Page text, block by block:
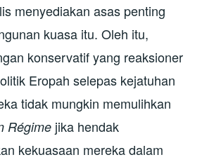
menyediakan asas penting
kuasa itu. Oleh itu,
konservatif yang reaksioner
Eropah selepas kejatuhan
tidak mungkin memulihkan
Régime jika hendak
kekuasaan mereka dalam